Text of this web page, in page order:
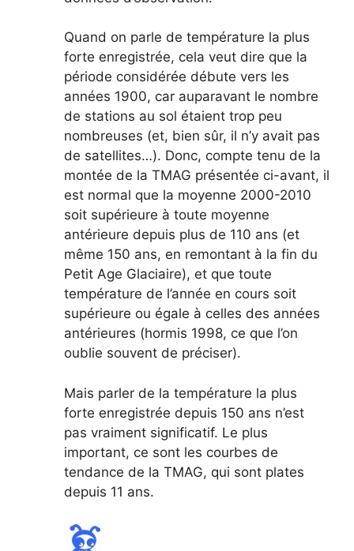
Quand on parle de température la plus
forte enregistrée, cela veut dire que la
période considérée débute vers les
années 1900, car auparavant le nombre
de stations au sol étaient trop peu
nombreuses (et, bien sûr, il n’y avait pas
de satellites…). Donc, compte tenu de la
montée de la TMAG présentée ci-avant, il
est normal que la moyenne 2000-2010
soit supérieure à toute moyenne
antérieure depuis plus de 110 ans (et
même 150 ans, en remontant à la fin du
Petit Age Glaciaire), et que toute
température de l’année en cours soit
supérieure ou égale à celles des années
antérieures (hormis 1998, ce que l’on
oublie souvent de préciser).
Mais parler de la température la plus
forte enregistrée depuis 150 ans n’est
pas vraiment significatif. Le plus
important, ce sont les courbes de
tendance de la TMAG, qui sont plates
depuis 11 ans.